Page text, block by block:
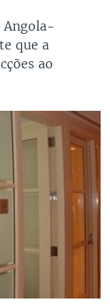
Angola-
que a
ao